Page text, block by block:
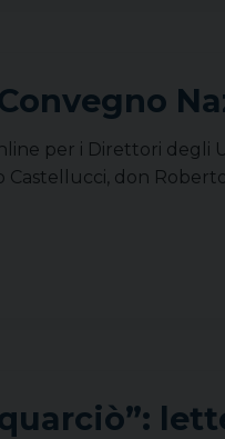
per i Direttori degli
Castellucci, don